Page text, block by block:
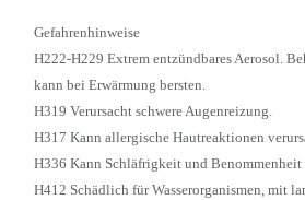
Gefahrenhinweise
H222-H229 Extrem entzündbares Aerosol.
kann bei Erwärmung bersten.
H319 Verursacht schwere Augenreizung.
H317 Kann allergische Hautreaktionen
H336 Kann Schläfrigkeit und Benommenheit
H412 Schädlich für Wasserorganismen, mit